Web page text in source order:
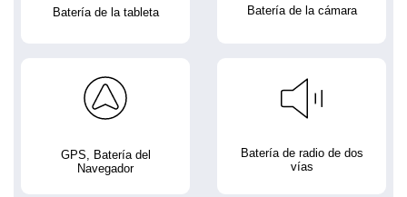
Batería de la tableta Batería de la cámara
GPS, Batería del
Navegador
Batería de radio de dos
vías